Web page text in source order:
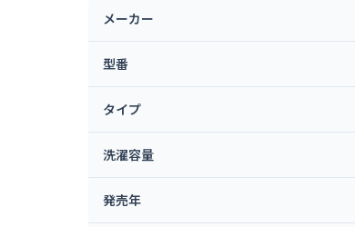
メーカー
型番
タイプ
洗濯容量
発売年